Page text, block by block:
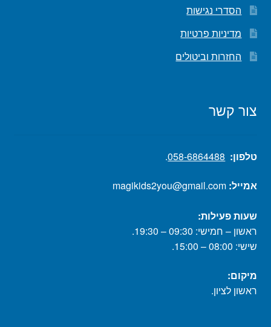
הסדרי נגישות
מדיניות פרטיות
החזרות וביטולים
צור קשר
טלפון: 058-6864488
.
אמייל:
שעות פעילות:
ראשון – חמישי: 09:30 – 19:30.
שישי: 08:00 – 15:00.
מיקום:
ראשון לציון.